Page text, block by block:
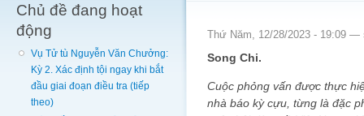
Chủ đề đang hoạt
động
Vụ Tử tù Nguyễn Văn Chưởng:
Kỳ 2. Xác định tội ngay khi bắt
đầu giai đoạn điều tra (tiếp
theo)
Thứ Năm, 12/28/2023 - 19:09 —
Song Chi.
Cuộc phỏng vấn được thực
nhà báo kỳ cựu, từng là đặc